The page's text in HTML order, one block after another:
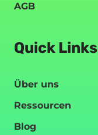
AGB
Quick Links
Über uns
Ressourcen
Blog